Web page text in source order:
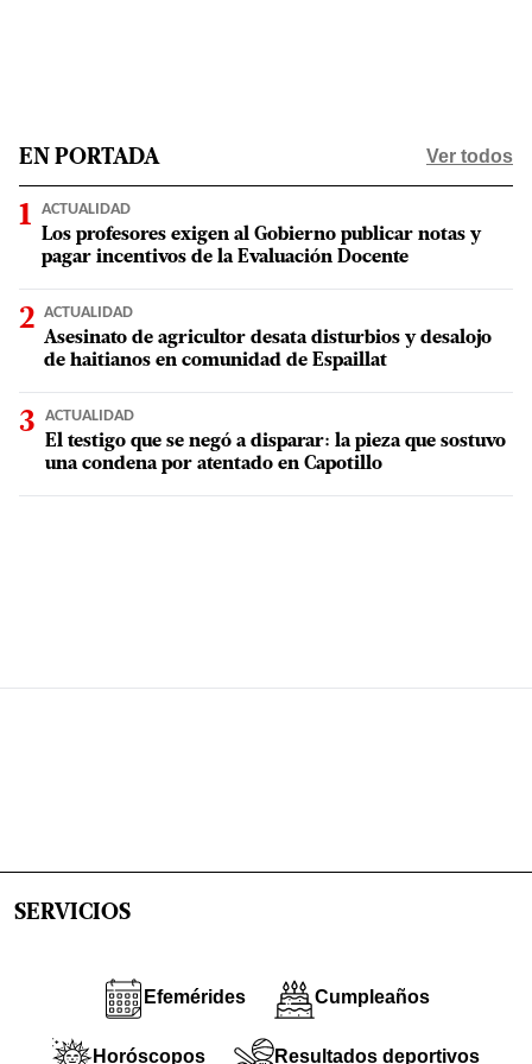
EN PORTADA Ver todos
ACTUALIDAD
Los profesores exigen al Gobierno publicar notas y
pagar incentivos de la Evaluación Docente
ACTUALIDAD
Asesinato de agricultor desata disturbios y desalojo
de haitianos en comunidad de Espaillat
ACTUALIDAD
El testigo que se negó a disparar: la pieza que sostuvo
una condena por atentado en Capotillo
SERVICIOS
Efemérides Cumpleaños
Horóscopos Resultados deportivos